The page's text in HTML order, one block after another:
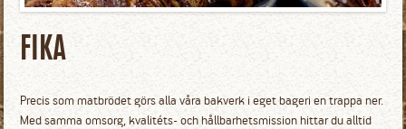
FIKA
Precis som matbrödet görs alla våra bakverk i eget bageri en trappa ner.
Med samma omsorg, kvalitéts- och hållbarhetsmission hittar du alltid